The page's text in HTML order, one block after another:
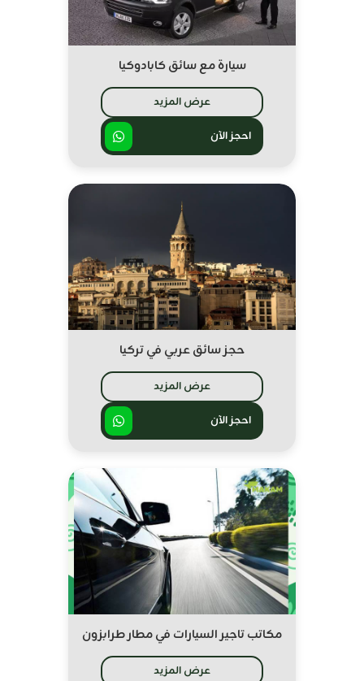
سيارة مع سائق كابادوكيا
عرض المزيد
احجز الآن
حجز سائق عربي في تركيا
عرض المزيد
احجز الآن
مكاتب تاجير السيارات في مطار طرابزون
عرض المزيد